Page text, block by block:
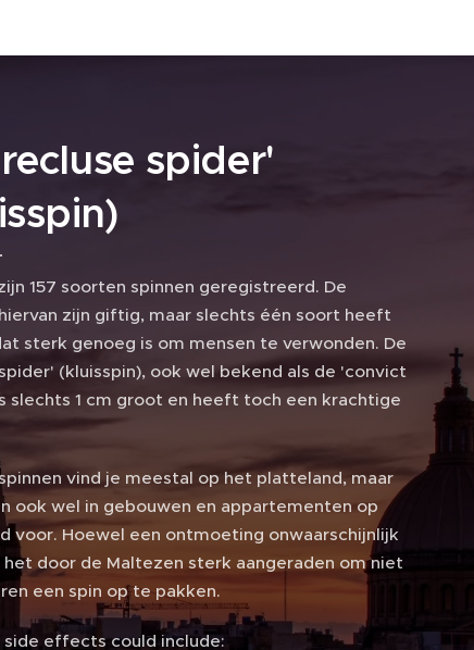
spider'
157 soorten spinnen geregistreerd. De
zijn giftig, maar slechts één soort heeft
sterk genoeg is om mensen te verwonden. De
(kluisspin), ook wel bekend als de 'convict
slechts 1 cm groot en heeft toch een krachtige
vind je meestal op het platteland, maar
ook wel in gebouwen en appartementen op
voor. Hoewel een ontmoeting onwaarschijnlijk
het door de Maltezen sterk aangeraden om niet
een spin op te pakken.
effects could include: